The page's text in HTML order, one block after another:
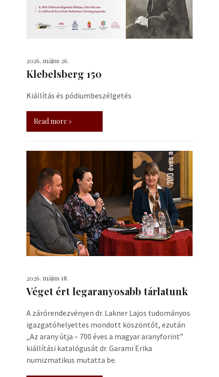
2026. május 26.
Klebelsberg 150
Kiállítás és pódiumbeszélgetés
Read more »
2026. május 18.
Véget ért legaranyosabb tárlatunk
A zárórendezvényen dr. Lakner Lajos tudományos
igazgatóhelyettes mondott köszöntőt, ezután
„Az arany útja – 700 éves a magyar aranyforint”
kiállítási katalógusát dr. Garami Erika
numizmatikus mutatta be.